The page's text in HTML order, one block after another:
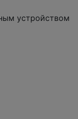
устройством